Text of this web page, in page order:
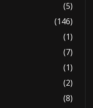
(5)
(146)
(1)
(7)
(1)
(2)
(8)